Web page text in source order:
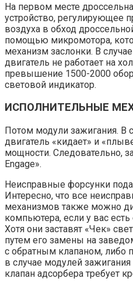
На первом месте
устройство, регулирующее
воздуха в обход
помощью микромотора,
механизм заслонки. В
двигатель не работает на
превышение 1500-2000
световой индикатор.
ИСПОЛНИТЕЛЬНЫЕ
Потом модули зажигания. В
двигатель «кидает» и
мощности. Следовательно,
Engage».
Неисправные форсунки
Интересно, что все
механизмов также можно
компьютера, если у вас
Хотя они заставят «Чек»
путем его замены на
с обратным клапаном, либо
в случае модулей
клапан адсорбера требует